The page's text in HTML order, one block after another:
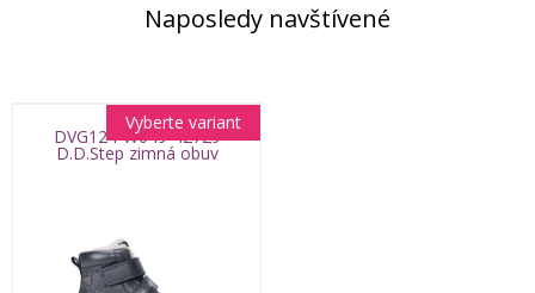
Naposledy navštívené
DVG124-W049-42729
D.D.Step zimná obuv
Vyberte variant